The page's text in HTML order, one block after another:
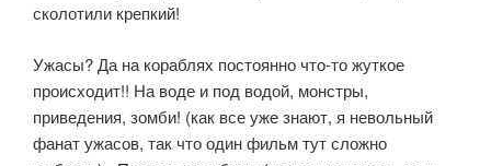
сколотили крепкий!
Ужасы? Да на кораблях постоянно что-то жуткое
происходит!! На воде и под водой, монстры,
приведения, зомби! (как все уже знают, я невольный
фанат ужасов, так что один фильм тут сложно